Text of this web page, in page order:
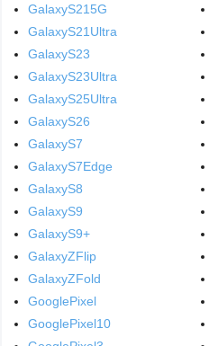
GalaxyS215G
GalaxyS21Ultra
GalaxyS23
GalaxyS23Ultra
GalaxyS25Ultra
GalaxyS26
GalaxyS7
GalaxyS7Edge
GalaxyS8
GalaxyS9
GalaxyS9+
GalaxyZFlip
GalaxyZFold
GooglePixel
GooglePixel10